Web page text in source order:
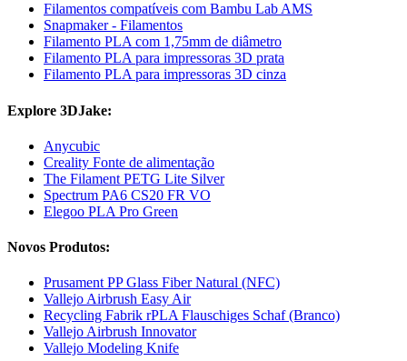
Filamentos compatíveis com Bambu Lab AMS
Snapmaker - Filamentos
Filamento PLA com 1,75mm de diâmetro
Filamento PLA para impressoras 3D prata
Filamento PLA para impressoras 3D cinza
Explore 3DJake:
Anycubic
Creality Fonte de alimentação
The Filament PETG Lite Silver
Spectrum PA6 CS20 FR VO
Elegoo PLA Pro Green
Novos Produtos:
Prusament PP Glass Fiber Natural (NFC)
Vallejo Airbrush Easy Air
Recycling Fabrik rPLA Flauschiges Schaf (Branco)
Vallejo Airbrush Innovator
Vallejo Modeling Knife